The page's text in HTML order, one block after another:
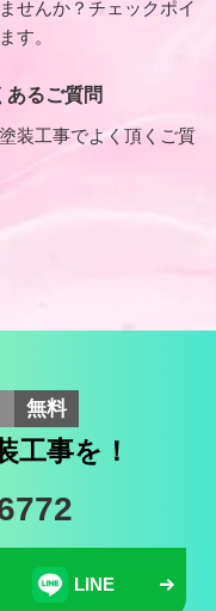
せんか？チェックポイ
す。
あるご質問
装工事でよく頂くご質
無料
工事を！
LINE